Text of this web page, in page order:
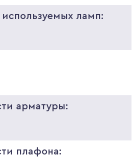
ламп:
арматуры:
плафона: